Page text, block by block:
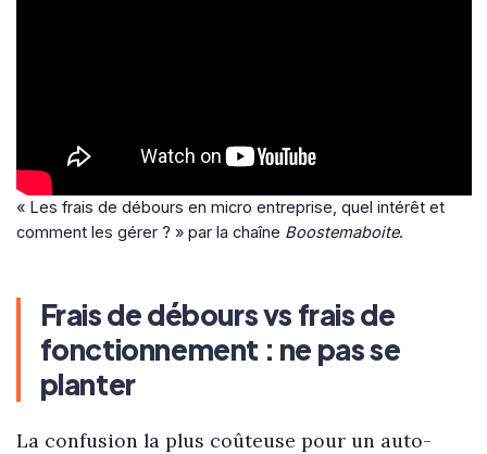
« Les frais de débours en micro entreprise, quel intérêt et
comment les gérer ? » par la chaîne Boostemaboite.
Frais de débours vs frais de
fonctionnement : ne pas se
planter
La confusion la plus coûteuse pour un auto-